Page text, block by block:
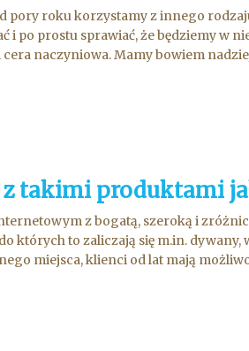
pory roku korzystamy z innego
i po prostu sprawiać, że będziemy w
naczyniowa. Mamy bowiem
takimi produktami
z bogatą, szeroką i
których to zaliczają się m.in.
miejsca, klienci od lat mają